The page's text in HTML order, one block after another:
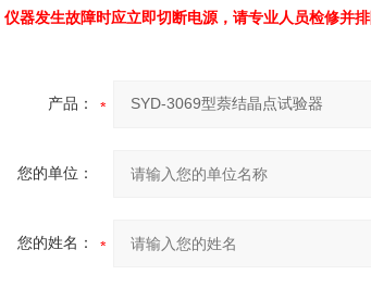
仪器发生故障时应立即切断电源，请专业人员检修并
产品：
您的单位：
您的姓名：